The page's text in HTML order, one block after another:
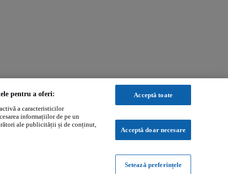
pentru a oferi:
a caracteristicilor
informațiilor de pe un
ale publicității și de conținut,
Acceptă toate
Acceptă doar necesare
Setează preferințele